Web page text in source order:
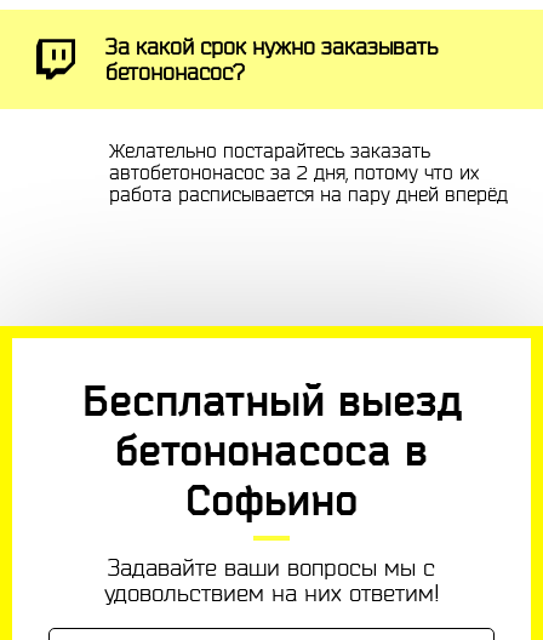
За какой срок нужно заказывать
бетононасос?
Желательно постарайтесь заказать
автобетононасос за 2 дня, потому что их
работа расписывается на пару дней вперёд
Бесплатный выезд
бетононасоса в
Софьино
Задавайте ваши вопросы мы с
удовольствием на них ответим!